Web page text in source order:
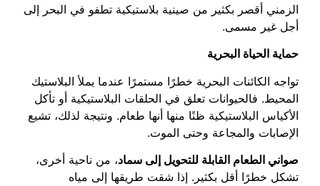
الزمني أقصر بكثير من صينية بلاستيكية تطفو في البحر إلى
أجل غير مسمى.
حماية الحياة البحرية
تواجه الكائنات البحرية خطرًا مستمرًا عندما يملأ البلاستيك
المحيط. فالحيوانات تعلق في الحلقات البلاستيكية أو تأكل
الأكياس البلاستيكية ظنًا منها أنها طعام. ونتيجة لذلك، تشيع
الإصابات والمجاعة وحتى الموت.
صواني الطعام القابلة للتحويل إلى سماد، من ناحية أخرى،
تشكل خطرًا أقل بكثير. إذا شقت طريقها إلى مياه